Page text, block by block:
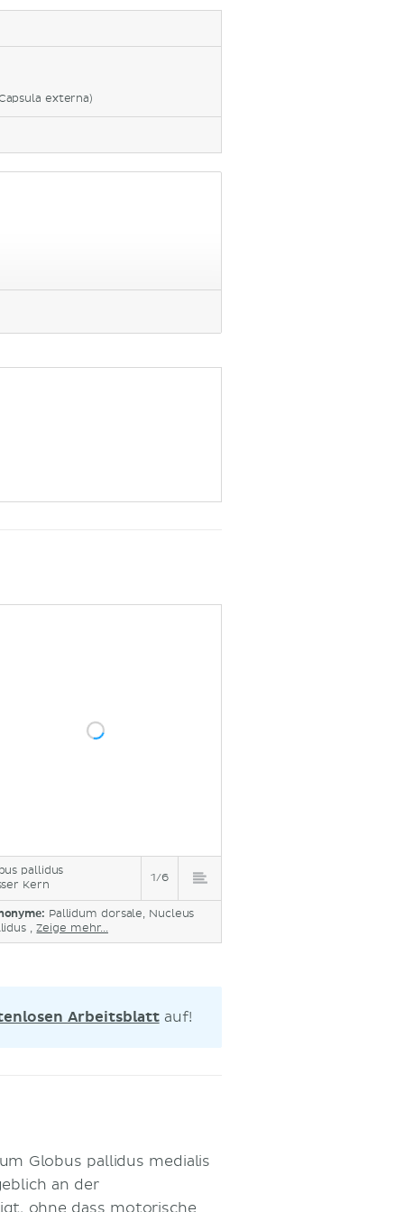
externa)
pallidus
Kern
1/6
Pallidum dorsale, Nucleus
,Zeige mehr...
Arbeitsblattauf!
Globus pallidus medialis
an der
ohne dass motorische